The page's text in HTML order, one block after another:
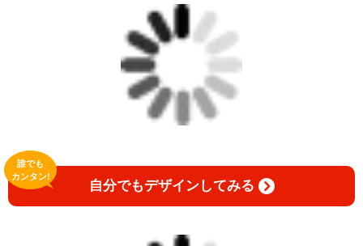
自分でもデザインしてみる
誰でも
カンタン!